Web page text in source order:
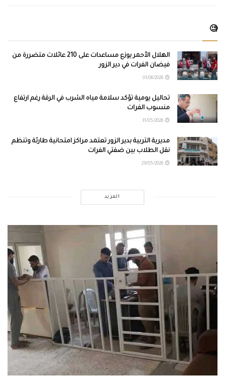
🧐
الهلال الأحمر يوزع مساعدات على 210 عائلات متضررة من
فيضان الفرات في دير الزور
تحاليل يومية تؤكد سلامة مياه الشرب في الرقة رغم ارتفاع
منسوب الفرات
مديرية التربية بدير الزور تعتمد مراكز امتحانية طارئة وتنظم
نقل الطلاب بين ضفتي الفرات
المزيد